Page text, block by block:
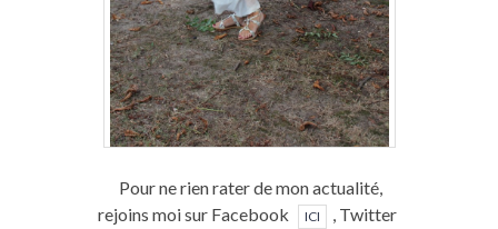
Pour ne rien rater de mon actualité,
rejoins moi sur Facebook
ICI , Twitter